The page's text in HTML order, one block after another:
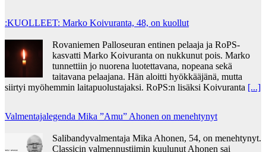
:KUOLLEET: Marko Koivuranta, 48, on kuollut
Rovaniemen Palloseuran entinen pelaaja ja RoPS-
kasvatti Marko Koivuranta on nukkunut pois. Marko
tunnettiin jo nuorena luotettavana, nopeana sekä
taitavana pelaajana. Hän aloitti hyökkääjänä, mutta
siirtyi myöhemmin laitapuolustajaksi. RoPS:n lisäksi Koivuranta [...]
Valmentajalegenda Mika ”Amu” Ahonen on menehtynyt
Salibandyvalmentaja Mika Ahonen, 54, on menehtynyt.
Classicin valmennustiimin kuulunut Ahonen sai